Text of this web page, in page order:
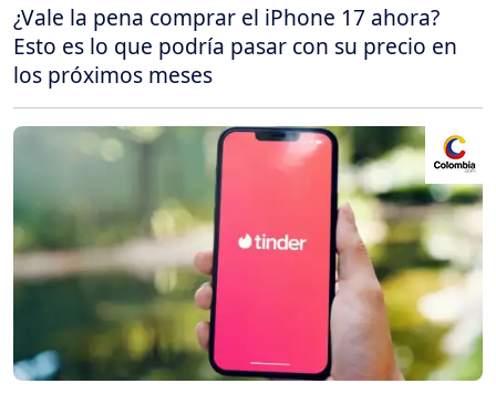
¿Vale la pena comprar el iPhone 17 ahora?
Esto es lo que podría pasar con su precio en
los próximos meses